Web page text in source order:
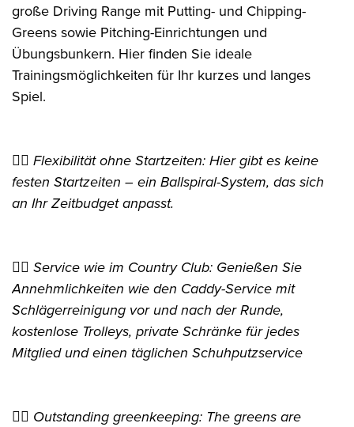
große Driving Range mit Putting- und Chipping-
Greens sowie Pitching-Einrichtungen und
Übungsbunkern. Hier finden Sie ideale
Trainingsmöglichkeiten für Ihr kurzes und langes
Spiel.
👉🏻 Flexibilität ohne Startzeiten: Hier gibt es keine
festen Startzeiten – ein Ballspiral-System, das sich
an Ihr Zeitbudget anpasst.
👉🏻 Service wie im Country Club: Genießen Sie
Annehmlichkeiten wie den Caddy-Service mit
Schlägerreinigung vor und nach der Runde,
kostenlose Trolleys, private Schränke für jedes
Mitglied und einen täglichen Schuhputzservice
👉🏻 Outstanding greenkeeping: The greens are